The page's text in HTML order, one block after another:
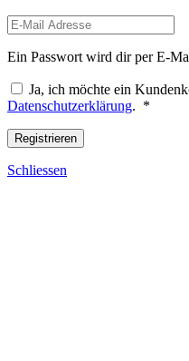
Ein Passwort wird dir per E-
Ja, ich möchte ein
Datenschutzerklärung. *
Registrieren
Schliessen